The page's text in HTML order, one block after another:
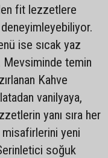
fit lezzetlere
ise sıcak yaz
Mevsiminde temin
Kahve
vanilyaya,
yanı sıra her
misafirlerini yeni
soğuk